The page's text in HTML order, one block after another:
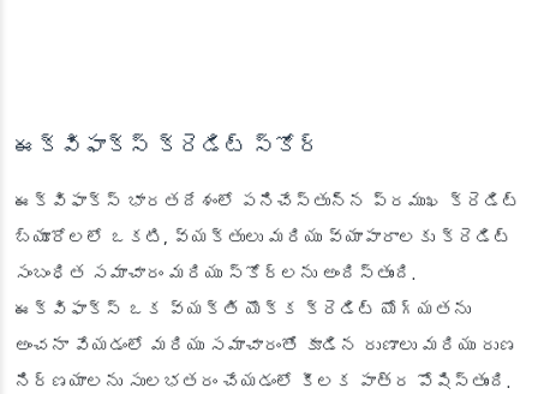
ఈక్విఫాక్స్ క్రెడిట్ స్కోర్
ఈక్విఫాక్స్ భారతదేశంలో పనిచేస్తున్న ప్రముఖ క్రెడిట్
బ్యూరోలలో ఒకటి, వ్యక్తులు మరియు వ్యాపారాలకు క్రెడిట్
సంబంధిత సమాచారం మరియు స్కోర్‌లను అందిస్తుంది.
ఈక్విఫాక్స్ ఒక వ్యక్తి యొక్క క్రెడిట్ యోగ్యతను
అంచనా వేయడంలో మరియు సమాచారంతో కూడిన రుణాలు మరియు రుణ
నిర్ణయాలను సులభతరం చేయడంలో కీలక పాత్ర పోషిస్తుంది.